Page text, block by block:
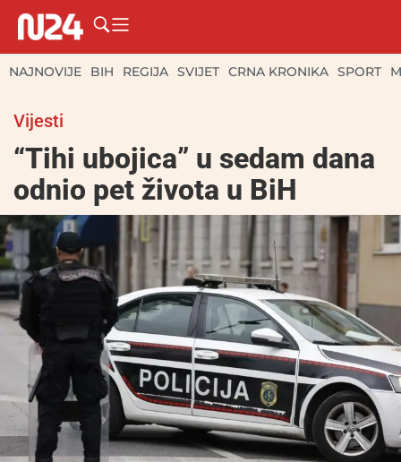
NAJNOVIJE BIH REGIJA SVIJET CRNA KRONIKA SPORT
Vijesti
“Tihi ubojica” u sedam dana
odnio pet života u BiH